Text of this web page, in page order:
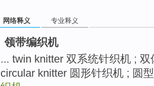
网络释义 专业释义
领带编织机
... twin knitter 双系统针织机 ;
circular knitter 圆形针织机 ; 圆